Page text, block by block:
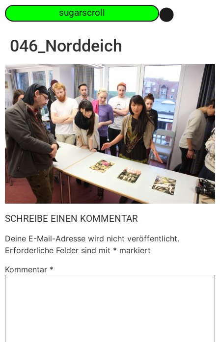
sugarscroll
046_Norddeich
SCHREIBE EINEN KOMMENTAR
Deine E-Mail-Adresse wird nicht veröffentlicht.
Erforderliche Felder sind mit * markiert
Kommentar *